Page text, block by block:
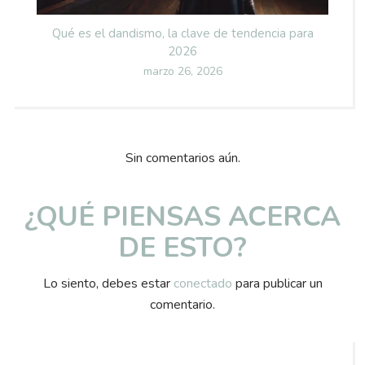
Qué es el dandismo, la clave de tendencia para
2026
Posted
marzo 26, 2026
Sin comentarios aún.
¿QUÉ PIENSAS ACERCA
DE ESTO?
Lo siento, debes estar conectado para publicar un
comentario.